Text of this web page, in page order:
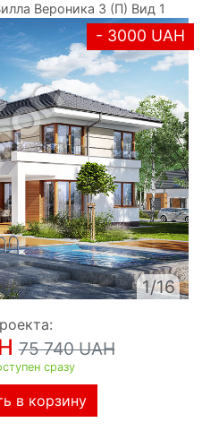
Вероника 3 (П) Вид 1
- 3000 UAH
1/16
75 740 UAH
сразу
в корзину